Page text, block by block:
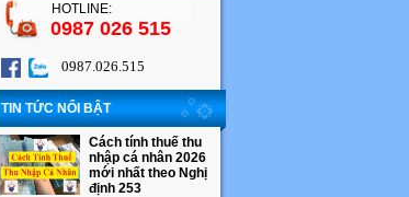
0987 026 515
HOTLINE:
0987.026.515
TIN TỨC NỔI BẬT
Cách tính thuế thu
nhập cá nhân 2026
mới nhất theo Nghị
định 253